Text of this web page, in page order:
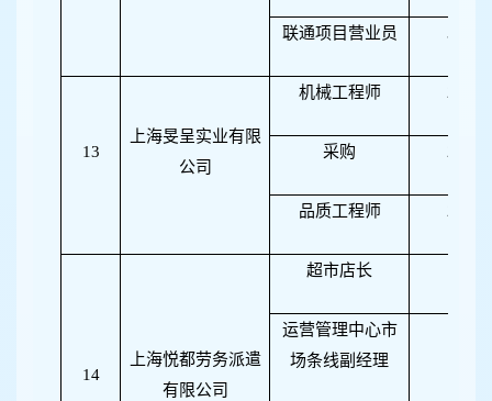
联通项目营业员 3
13
上海旻呈实业有限
公司
机械工程师 2
采购 2
品质工程师 2
14
上海悦都劳务派遣
有限公司
超市店长
运营管理中心市
场条线副经理